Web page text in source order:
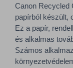
Canon Recycled
papírból készült,
Ez a papír,
és alkalmas
Számos